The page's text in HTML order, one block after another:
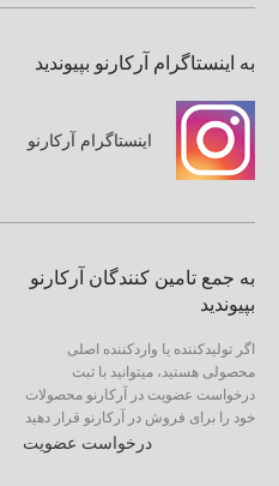
به اینستاگرام آرکارنو بپیوندید
اینستاگرام آرکارنو
به جمع تامین کنندگان آرکارنو
بپیوندید
اگر تولیدکننده یا واردکننده اصلی
محصولی هستید، میتوانید با ثبت
درخواست عضویت در آرکارنو محصولات
خود را برای فروش در آرکارنو قرار دهید
درخواست عضویت